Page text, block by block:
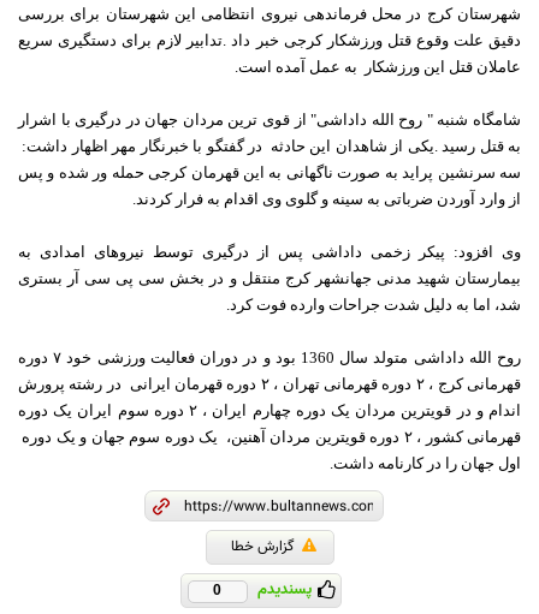
شهرستان کرج در محل فرماندهی نیروی انتظامی این شهرستان برای بررسی
دقیق علت وقوع قتل ورزشکار کرجی خبر داد تدابیر لازم برای دستگیری سریع
عاملان قتل این ورزشکار به عمل آمده است
شامگاه شنبه " روح الله داداشی" از قوی ترین مردان جهان در درگیری با اشرار
به قتل رسید یکی از شاهدان این حادثه در گفتگو با خبرنگار مهر اظهار داشت:
سه سرنشین پراید به صورت ناگهانی به این قهرمان کرجی حمله ور شده و پس
از وارد آوردن ضرباتی به سینه و گلوی وی اقدام به فرار کردند
وی افزود: پیکر زخمی داداشی پس از درگیری توسط نیروهای امدادی به
بیمارستان شهید مدنی جهانشهر کرج منتقل و در بخش سی پی سی آر بستری
شد، اما به دلیل شدت جراحات وارده فوت کرد
روح الله داداشی متولد سال 1360 بود و در دوران فعالیت ورزشی خود ۷ دوره
قهرمانی کرج ، ۲ دوره قهرمانی تهران ، ۲ دوره قهرمان ایرانی در رشته پرورش
اندام و در قویترین مردان یک دوره چهارم ایران ، ۲ دوره سوم ایران یک دوره
قهرمانی کشور ، ۲ دوره قویترین مردان آهنین، یک دوره سوم جهان و یک دوره
اول جهان را در کارنامه داشت
گزارش خطا
پسندیدم 0